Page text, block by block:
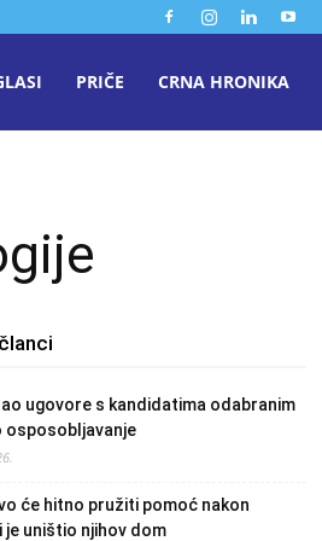
PRIČE CRNA HRONIKA
ugovore s kandidatima odabranim
osposobljavanje
će hitno pružiti pomoć nakon
je uništio njihov dom